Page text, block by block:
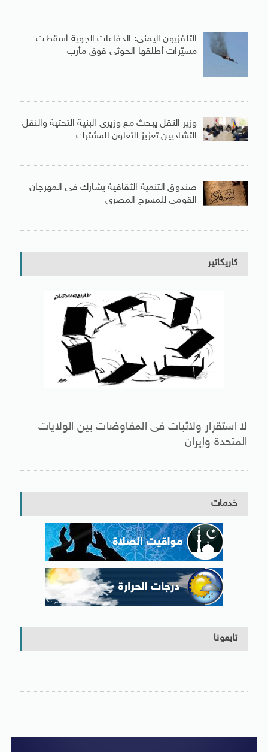
التلفزيون اليمنى: الدفاعات الجوية أسقطت
مسيّرات أطلقها الحوثى فوق مأرب
وزير النقل يبحث مع وزيرى البنية التحتية والنقل
التشاديين تعزيز التعاون المشترك
صندوق التنمية الثقافية يشارك فى المهرجان
القومى للمسرح المصرى
كاريكاتير
لا استقرار ولاثبات فى المفاوضات بين الولايات
المتحدة وإيران
خدمات
تابعونا